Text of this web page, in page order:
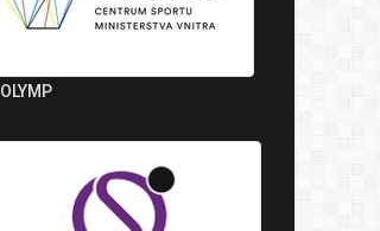
OLYMP